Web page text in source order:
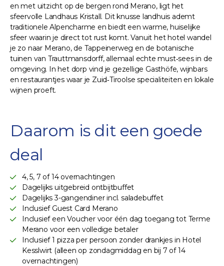
en met uitzicht op de bergen rond Merano, ligt het
sfeervolle Landhaus Kristall. Dit knusse landhuis ademt
traditionele Alpencharme en biedt een warme, huiselijke
sfeer waarin je direct tot rust komt. Vanuit het hotel wandel
je zo naar Merano, de Tappeinerweg en de botanische
tuinen van Trauttmansdorff, allemaal echte must‑sees in de
omgeving. In het dorp vind je gezellige Gasthöfe, wijnbars
en restaurantjes waar je Zuid‑Tiroolse specialiteiten en lokale
wijnen proeft.
Daarom is dit een goede
deal
4, 5, 7 of 14 overnachtingen
Dagelijks uitgebreid ontbijtbuffet
Dagelijks 3-gangendiner incl. saladebuffet
Inclusief Guest Card Merano
Inclusief een Voucher voor één dag toegang tot Terme
Merano voor een volledige betaler
Inclusief 1 pizza per persoon zonder drankjes in Hotel
Kesslwirt (alleen op zondagmiddag en bij 7 of 14
overnachtingen)